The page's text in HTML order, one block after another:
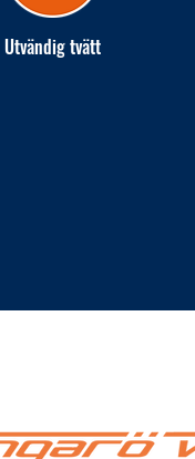
Utvändig tvätt